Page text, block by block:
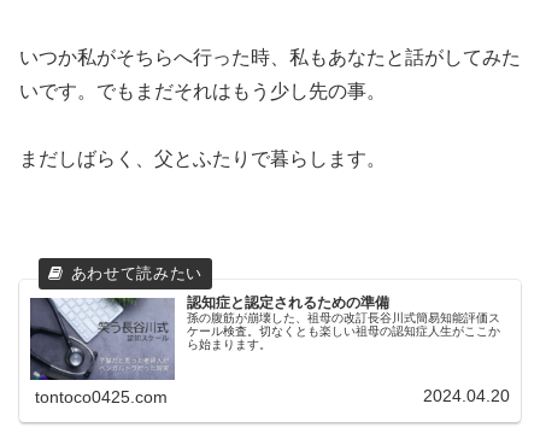
いつか私がそちらへ行った時、私もあなたと話がしてみた
いです。でもまだそれはもう少し先の事。
まだしばらく、父とふたりで暮らします。
認知症と認定されるための準備
孫の腹筋が崩壊した、祖母の改訂長谷川式簡易知能評価ス
ケール検査。切なくとも楽しい祖母の認知症人生がここか
ら始まります。
tontoco0425.com 2024.04.20